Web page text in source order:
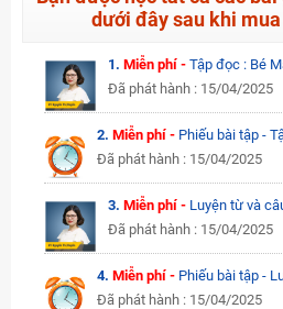
dưới đây sau khi
1. Miễn phí - Tập đọc : Bé
Đã phát hành : 15/04/2025
2.Miễn phí - Phiếu bài tập -
Đã phát hành : 15/04/2025
3. Miễn phí - Luyện từ và
Đã phát hành : 15/04/2025
4.Miễn phí - Phiếu bài tập -
Đã phát hành : 15/04/2025